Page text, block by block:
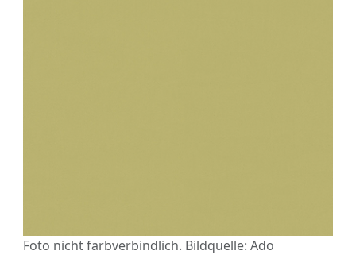
Foto nicht farbverbindlich. Bildquelle: Ado